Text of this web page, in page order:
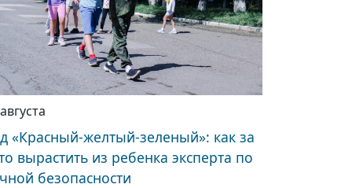
«Красный-желтый-зеленый»: как за
вырастить из ребенка эксперта по
безопасности